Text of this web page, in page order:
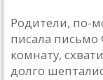
Родители, по-
писала
комнату,
долго